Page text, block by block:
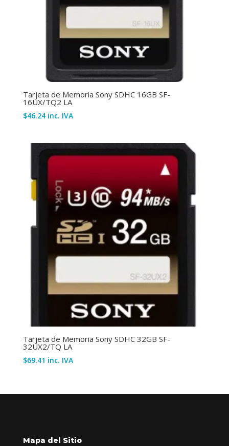
Tarjeta de Memoria Sony SDHC 16GB SF-
16UX/TQ2 LA
$46.24 inc. IVA
Tarjeta de Memoria Sony SDHC 32GB SF-
32UX2/TQ LA
$69.41 inc. IVA
Mapa del Sitio